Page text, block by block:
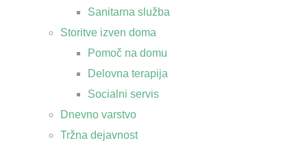
Sanitarna služba
Storitve izven doma
Pomoč na domu
Delovna terapija
Socialni servis
Dnevno varstvo
Tržna dejavnost